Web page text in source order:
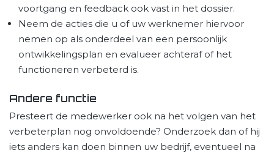
voortgang en feedback ook vast in het dossier.
Neem de acties die u of uw werknemer hiervoor
nemen op als onderdeel van een persoonlijk
ontwikkelingsplan en evalueer achteraf of het
functioneren verbeterd is.
Andere functie
Presteert de medewerker ook na het volgen van het
verbeterplan nog onvoldoende? Onderzoek dan of hij
iets anders kan doen binnen uw bedrijf, eventueel na